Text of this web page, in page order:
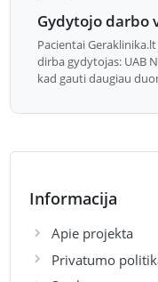
Gydytojo darbo
Pacientai
dirba gydytojas: UAB
kad gauti daugiau
Informacija
Apie projekta
Privatumo